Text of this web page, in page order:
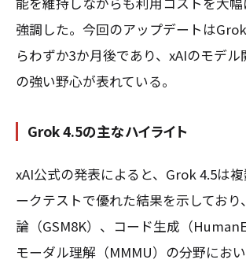
強調した。今回のアップデートは
らわずか3か月後であり、xAIのモデ
の強い野心が表れている。
Grok 4.5の主なハイライト
xAI公式の発表によると、Grok 4.5は
ークテストで優れた結果を示してお
論（GSM8K）、コード生成（
モーダル理解（MMMU）の分野にお